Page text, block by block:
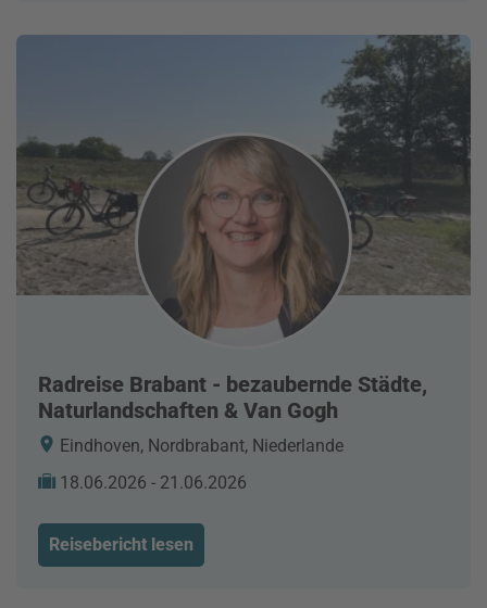
Radreise Brabant - bezaubernde Städte,
Naturlandschaften & Van Gogh
Eindhoven, Nordbrabant, Niederlande
18.06.2026 - 21.06.2026
Reisebericht lesen